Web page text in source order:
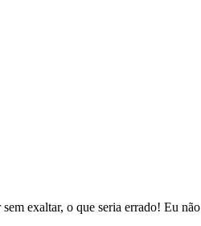
exaltar, o que seria errado! Eu